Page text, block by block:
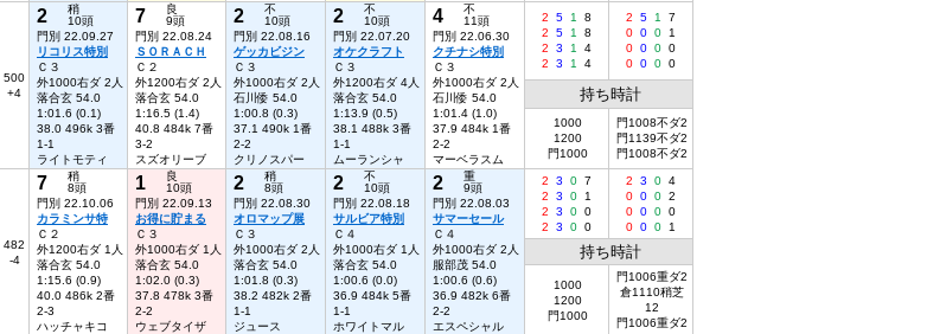
500
+4
2
稍
10頭
門別 22.09.27
リコリス特別
Ｃ３
外1000右ダ 2人
落合玄 54.0
1:01.6 (0.1)
38.0 496k 3番
1-1
ライトモティ
7
良
9頭
門別 22.08.24
ＳＯＲＡＣＨ
Ｃ２
外1200右ダ 2人
落合玄 54.0
1:16.5 (1.4)
40.8 484k 7番
3-2
スズオリーブ
2
不
10頭
門別 22.08.16
ゲッカビジン
Ｃ３
外1000右ダ 2人
石川倭 54.0
1:00.8 (0.3)
37.1 490k 1番
2-2
クリノスパー
2
不
10頭
門別 22.07.20
オケクラフト
Ｃ３
外1200右ダ 4人
落合玄 54.0
1:13.9 (0.5)
38.1 488k 3番
1-1
ムーランシャ
4
不
11頭
門別 22.06.30
クチナシ特別
Ｃ３
外1000右ダ 2人
石川倭 54.0
1:01.4 (1.0)
37.9 484k 1番
2-2
マーベラスム
2 5 1
8
2
5 1
8
2
3 1
4
2
3 1 4
2 5 1
7
0 0 0
1
0 0 0 0
0 0 0 0
持ち時計
1000
1200
門1000
門1008不ダ2
門1139不ダ2
門1008不ダ2
482
-4
7
稍
8頭
門別 22.10.06
カラミンサ特
Ｃ２
外1200右ダ 1人
落合玄 54.0
1:15.6 (0.9)
40.0 486k 2番
2-3
ハッチャキコ
1
良
10頭
門別 22.09.13
お得に貯まる
Ｃ３
外1000右ダ 1人
落合玄 54.0
1:02.0 (0.3)
37.8 478k 3番
2-2
ウェブタイザ
2
稍
8頭
門別 22.08.30
オロマップ展
Ｃ３
外1000右ダ 2人
落合玄 54.0
1:01.8 (0.3)
38.2 482k 2番
1-1
ジュース
2
不
10頭
門別 22.08.18
サルビア特別
Ｃ４
外1000右ダ 1人
落合玄 54.0
1:00.6 (0.0)
36.9 484k 5番
1-1
ホワイトマル
2
重
9頭
門別 22.08.03
サマーセール
Ｃ４
外1000右ダ 2人
服部茂 54.0
1:00.6 (0.6)
36.9 482k 6番
2-2
エスペシャル
2 3 0 7
2
3 0
1
2
3 0 0
2
3 0 0
2 3 0 4
0 0 0 2
0 0 0 0
0 0 0 1
持ち時計
1000
1200
門1000
門1006重ダ2
倉1110稍芝
12
門1006重ダ2